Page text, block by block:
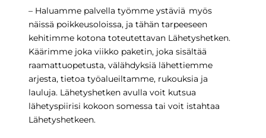
– Haluamme palvella työmme ystäviä myös
näissä poikkeusoloissa, ja tähän tarpeeseen
kehitimme kotona toteutettavan Lähetyshetken.
Käärimme joka viikko paketin, joka sisältää
raamattuopetusta, välähdyksiä lähettiemme
arjesta, tietoa työalueiltamme, rukouksia ja
lauluja. Lähetyshetken avulla voit kutsua
lähetyspiirisi kokoon somessa tai voit istahtaa
Lähetyshetkeen.